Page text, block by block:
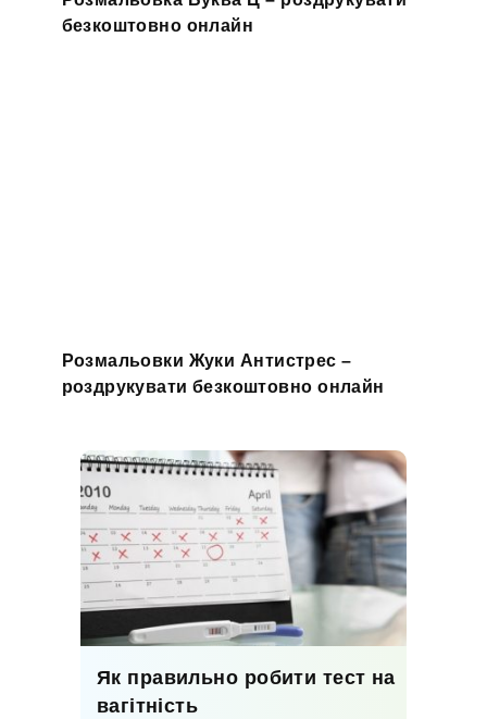
безкоштовно онлайн
Розмальовки Жуки Антистрес –
роздрукувати безкоштовно онлайн
Як правильно робити тест на
вагітність